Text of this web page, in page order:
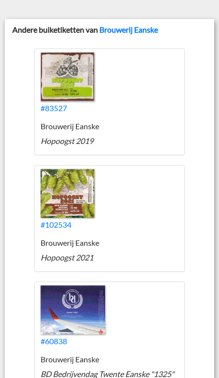
Andere buiketiketten van Brouwerij Eanske
#83527
Brouwerij Eanske
Hopoogst 2019
#102534
Brouwerij Eanske
Hopoogst 2021
#60838
Brouwerij Eanske
BD Bedrijvendag Twente Eanske "1325"